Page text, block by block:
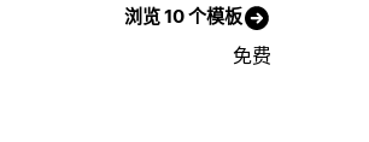
浏览 10 个模板
免费